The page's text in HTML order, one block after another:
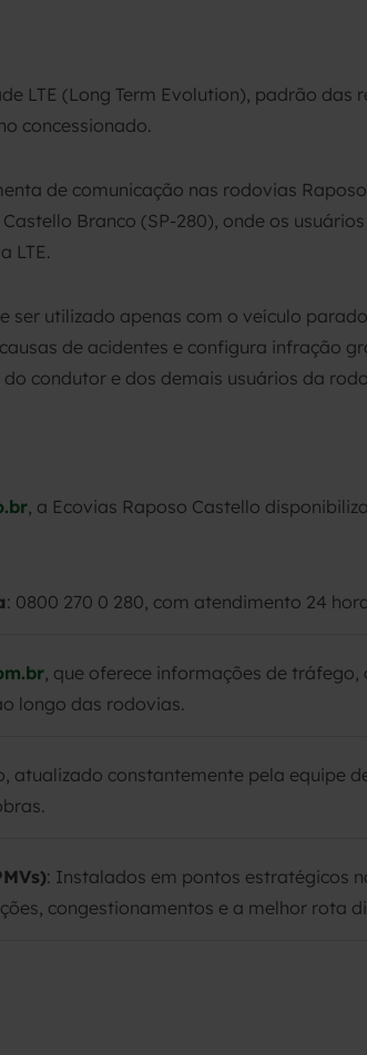
LTE (Long Term Evolution), padrão das
concessionado.
de comunicação nas rodovias Raposo
Branco (SP-280), onde os
LTE.
ser utilizado apenas com o veículo
de acidentes e configura infração
condutor e dos demais usuários da
, a Ecovias Raposo Castello
: 0800 270 0 280, com atendimento 24
, que oferece informações de
longo das rodovias.
atualizado constantemente pela equipe
: Instalados em pontos estratégicos
congestionamentos e a melhor rota